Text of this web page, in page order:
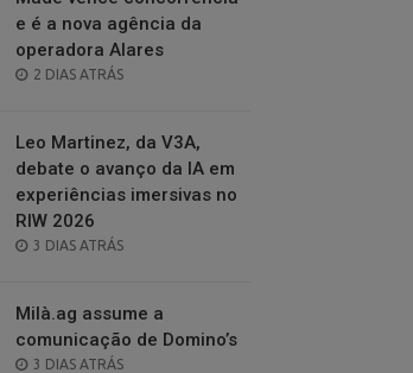
e é a nova agência da
operadora Alares
POSTED
2 DIAS ATRÁS
Leo Martinez, da V3A,
debate o avanço da IA em
experiências imersivas no
RIW 2026
POSTED
3 DIAS ATRÁS
Milà.ag assume a
comunicação de Domino’s
POSTED
3 DIAS ATRÁS